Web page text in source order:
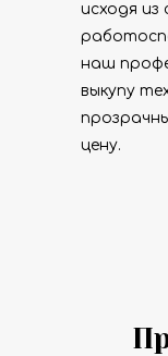
исходя из
наш
выкупу
цену.